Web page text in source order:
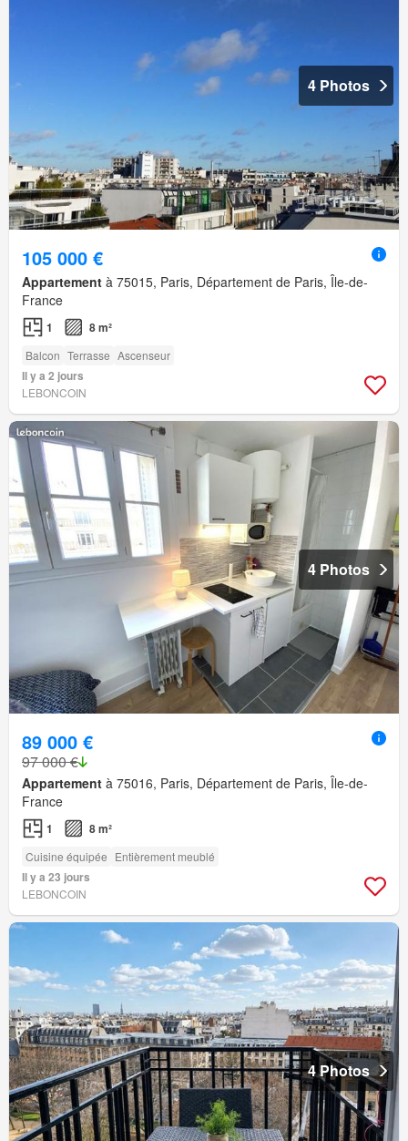
4 Photos
105 000 €
Appartement à 75015, Paris, Département de Paris, Île-de-
France
1 8 m²
Balcon Terrasse Ascenseur
Il y a 2 jours
LEBONCOIN
4 Photos
89 000 €
97 000 €
Appartement à 75016, Paris, Département de Paris, Île-de-
France
1 8 m²
Cuisine équipée Entièrement meublé
Il y a 23 jours
LEBONCOIN
4 Photos